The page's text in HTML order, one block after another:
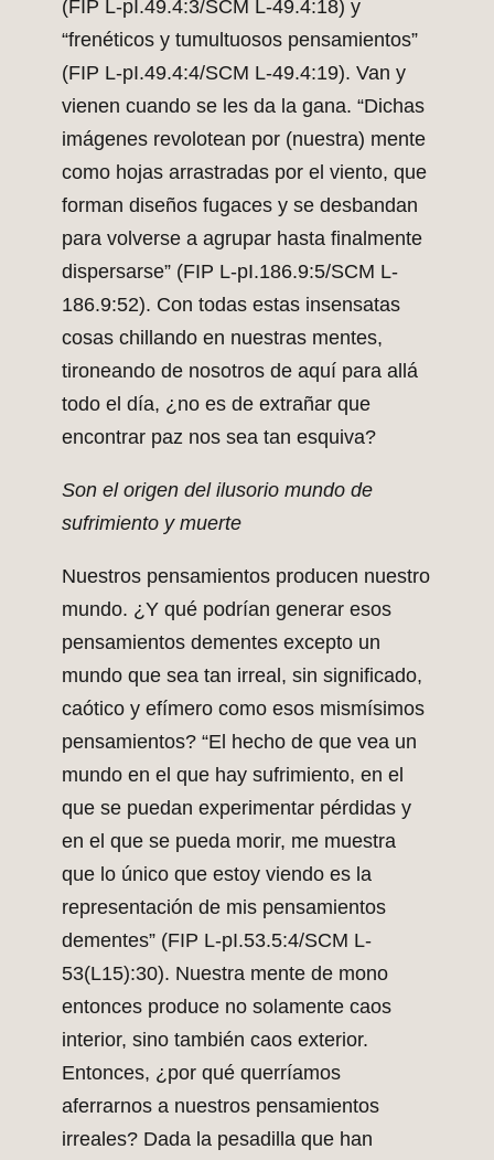
(FIP L-pI.49.4:3/SCM L-49.4:18) y
“frenéticos y tumultuosos pensamientos”
(FIP L-pI.49.4:4/SCM L-49.4:19). Van y
vienen cuando se les da la gana. “Dichas
imágenes revolotean por (nuestra) mente
como hojas arrastradas por el viento, que
forman diseños fugaces y se desbandan
para volverse a agrupar hasta finalmente
dispersarse” (FIP L-pI.186.9:5/SCM L-
186.9:52). Con todas estas insensatas
cosas chillando en nuestras mentes,
tironeando de nosotros de aquí para allá
todo el día, ¿no es de extrañar que
encontrar paz nos sea tan esquiva?
Son el origen del ilusorio mundo de
sufrimiento y muerte
Nuestros pensamientos producen nuestro
mundo. ¿Y qué podrían generar esos
pensamientos dementes excepto un
mundo que sea tan irreal, sin significado,
caótico y efímero como esos mismísimos
pensamientos? “El hecho de que vea un
mundo en el que hay sufrimiento, en el
que se puedan experimentar pérdidas y
en el que se pueda morir, me muestra
que lo único que estoy viendo es la
representación de mis pensamientos
dementes” (FIP L-pI.53.5:4/SCM L-
53(L15):30). Nuestra mente de mono
entonces produce no solamente caos
interior, sino también caos exterior.
Entonces, ¿por qué querríamos
aferrarnos a nuestros pensamientos
irreales? Dada la pesadilla que han